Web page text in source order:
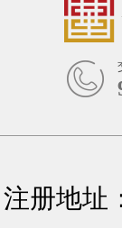
注册地址